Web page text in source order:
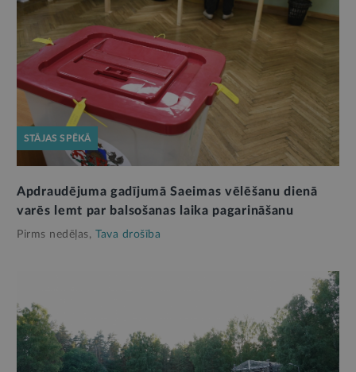
STĀJAS SPĒKĀ
Apdraudējuma gadījumā Saeimas vēlēšanu dienā
varēs lemt par balsošanas laika pagarināšanu
Pirms nedēļas, Tava drošība